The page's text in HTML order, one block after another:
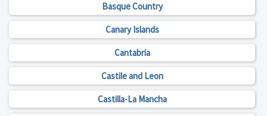
Basque Country
Canary Islands
Cantabria
Castile and Leon
Castilla-La Mancha